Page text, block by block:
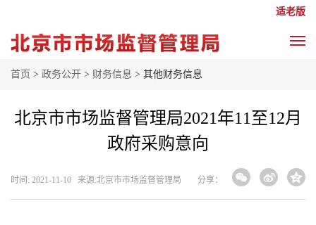
适老版
首页 > 政务公开 > 财务信息 > 其他财务信息
北京市市场监督管理局2021年11至12月
政府采购意向
时间: 2021-11-10 来源: ​北京市市场监督管理局 分享：